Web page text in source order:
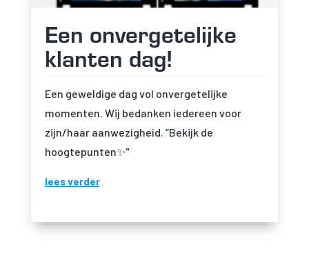
Een onvergetelijke
klanten dag!
Een geweldige dag vol onvergetelijke
momenten. Wij bedanken iedereen voor
zijn/haar aanwezigheid. “Bekijk de
hoogtepunten✨"
lees verder